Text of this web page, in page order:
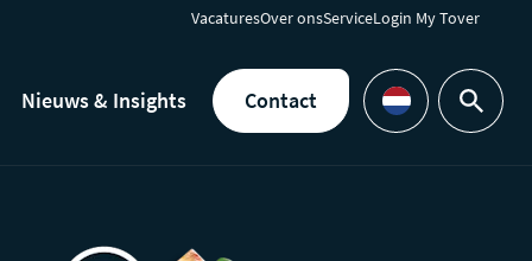
VacaturesOver onsServiceLogin My Tover
Nieuws & Insights
Contact
Languages
Zoeken